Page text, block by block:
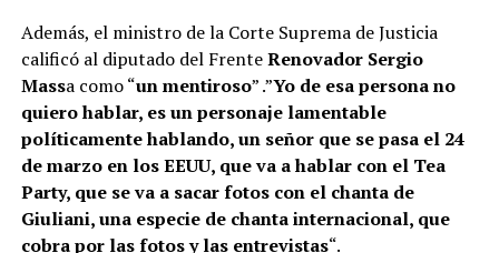
Además, el ministro de la Corte Suprema de Justicia
calificó al diputado del FrenteRenovador Sergio
Massa como “un mentiroso” .”Yo de esa persona no
quiero hablar, es un personaje lamentable
políticamente hablando, un señor que se pasa el 24
de marzo en los EEUU, que va a hablar con el Tea
Party, que se va a sacar fotos con el chanta de
Giuliani, una especie de chanta internacional, que
cobra por las fotos y las entrevistas“.